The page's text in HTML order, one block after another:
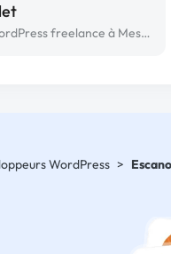
Développeur WordPress freelance à Mesnil esnard
WordPress >